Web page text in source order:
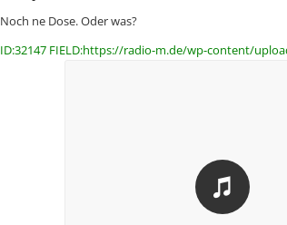
Noch ne Dose. Oder was?
ID:32147 FIELD:https://radio-m.de/wp-content/